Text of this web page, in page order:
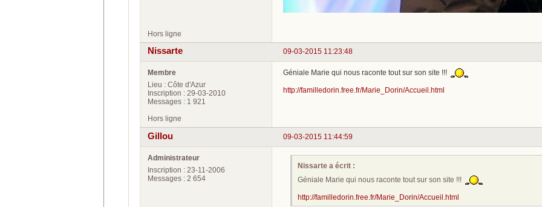
Hors ligne
09-03-2015 11:23:48
Nissarte
Membre
Lieu : Côte d'Azur
Inscription : 29-03-2010
Messages : 1 921
Géniale Marie qui nous raconte tout sur son site !!!
http://familledorin.free.fr/Marie_Dorin/Accueil.html
Hors ligne
09-03-2015 11:44:59
Gillou
Administrateur
Inscription : 23-11-2006
Messages : 2 654
Nissarte a écrit :
Géniale Marie qui nous raconte tout sur son site !!!
http://familledorin.free.fr/Marie_Dorin/Accueil.html